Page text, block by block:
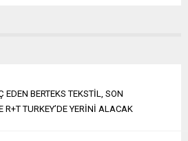
BERTEKS TEKSTİL, SON
TURKEY’DE YERİNİ ALACAK